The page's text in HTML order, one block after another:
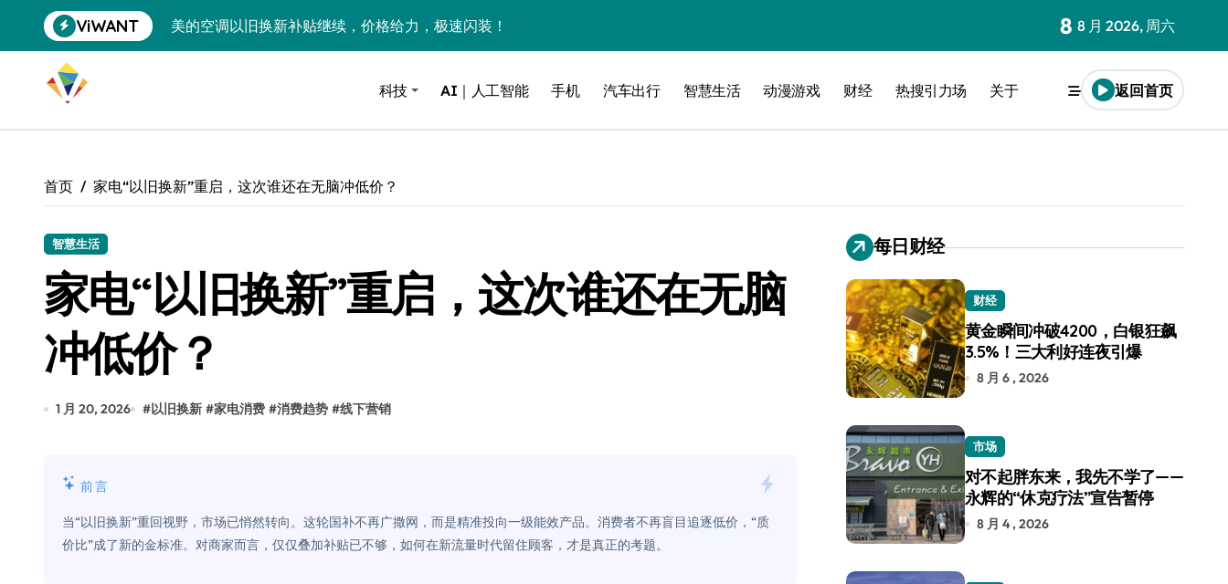
到
ViWANT
美的空调以旧换新补贴继续，价格给力，极速闪装！
黄金瞬间冲破4200，白银狂飙3.5%！三大利好连夜引爆
特斯拉中国卖第五，丰田一季净赚两个比亚迪——中国车企该醒醒了
Xbox七月大崩盘：裁员3200、卖工作室、网络瘫了，微软这次真急了
谷歌DeepMind创始人辞去CEO，但继续“垂帘听政”？
全球最小U盘，容量却碾压iPhone 17顶配？闪迪这波操作太狠了
400层堆叠、性能翻倍 三星把最新存储技术给了AI
别再用汽车USB给MacBook充电了！老司机教你3招真·快充
8 8 月 2026, 周六
科技 AI｜人工智能 手机 汽车出行 智慧生活 动漫游戏 财经 热搜引力场 关于 返回首页
首页 家电“以旧换新”重启，这次谁还在无脑冲低价？
智慧生活
家电“以旧换新”重启，这次谁还在无脑
冲低价？
1 月 20, 2026 #以旧换新 #家电消费 #消费趋势 #线下营销
前言
当“以旧换新”重回视野，市场已悄然转向。这轮国补不再广撒网，而是精准投向一级能效产品。消费者不再盲目追逐低价，“质
价比”成了新的金标准。对商家而言，仅仅叠加补贴已不够，如何在新流量时代留住顾客，才是真正的考题。
每日财经
财经
黄金瞬间冲破4200，白银狂飙
3.5%！三大利好连夜引爆
8 月 6 , 2026
市场
对不起胖东来，我先不学了——
永辉的“休克疗法”宣告暂停
8 月 4 , 2026